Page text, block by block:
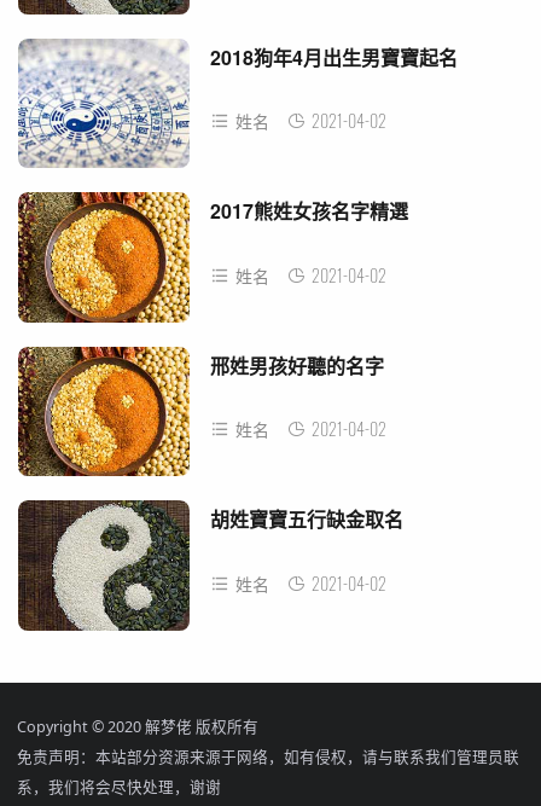
2018狗年4月出生男寶寶起名
姓名 2021-04-02
2017熊姓女孩名字精選
姓名 2021-04-02
邢姓男孩好聽的名字
姓名 2021-04-02
胡姓寶寶五行缺金取名
姓名 2021-04-02
Copyright © 2020 解梦佬 版权所有
免责声明：本站部分资源来源于网络，如有侵权，请与联系我们管理员联
系，我们将会尽快处理，谢谢